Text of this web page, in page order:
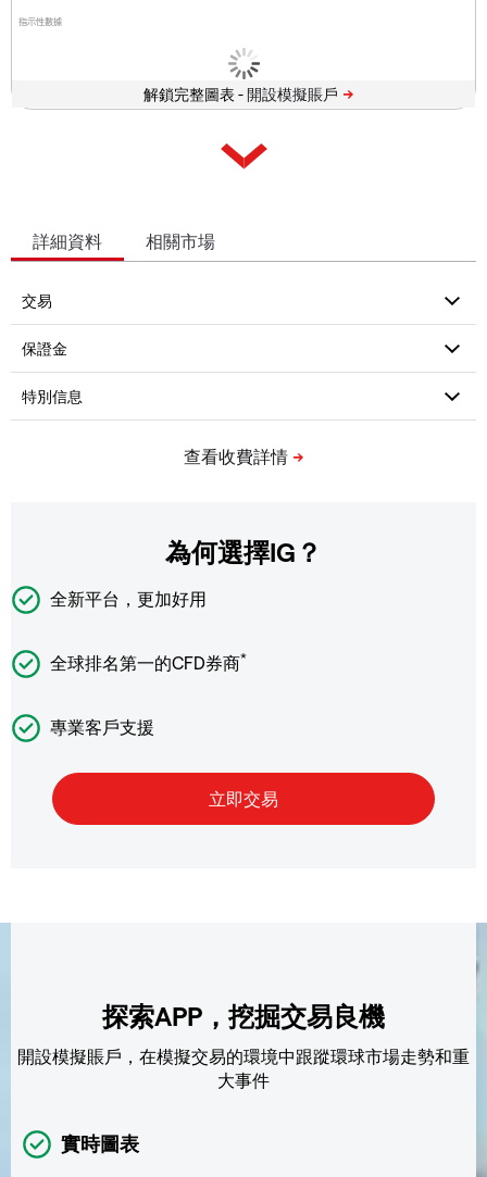
指示性數據
解鎖完整圖表 -
詳細資料 相關市場
為何選擇IG？
全新平台，更加好用
全球排名第一的CFD券商*
專業客戶支援
探索APP，挖掘交易良機
開設模擬賬戶，在模擬交易的環境中跟蹤環球市場走勢和重
大事件
實時圖表